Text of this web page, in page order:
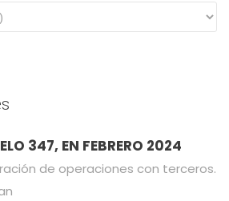
347, EN FEBRERO 2024
de operaciones con terceros.